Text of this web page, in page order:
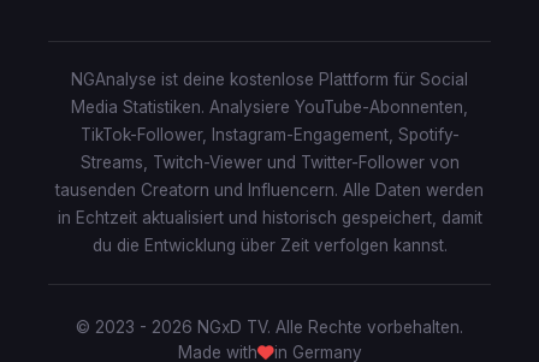
NGAnalyse ist deine kostenlose Plattform für Social
Media Statistiken. Analysiere YouTube-Abonnenten,
TikTok-Follower, Instagram-Engagement, Spotify-
Streams, Twitch-Viewer und Twitter-Follower von
tausenden Creatorn und Influencern. Alle Daten werden
in Echtzeit aktualisiert und historisch gespeichert, damit
du die Entwicklung über Zeit verfolgen kannst.
© 2023 - 2026 NGxD TV. Alle Rechte vorbehalten.
Made with
in Germany